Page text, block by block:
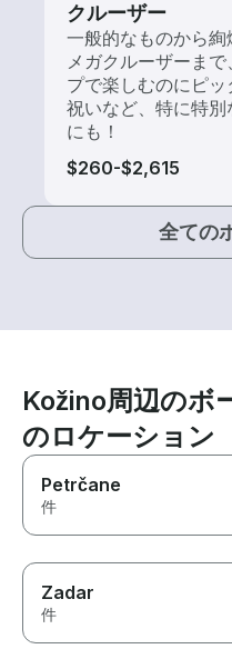
クルーザー
一般的なものから絢
メガクルーザーまで
プで楽しむのにピッ
祝いなど、特に特別
にも！
$260-$2,615
全ての
Kožino周辺のボ
のロケーション
Petrčane
件
Zadar
件